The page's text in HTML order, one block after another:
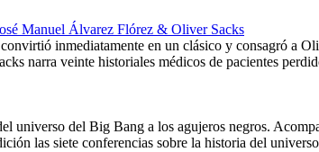
Manuel Álvarez Flórez & Oliver Sacks
inmediatamente en un clásico y consagró a
narra veinte historiales médicos de pacientes
universo del Big Bang a los agujeros negros.
las siete conferencias sobre la historia del